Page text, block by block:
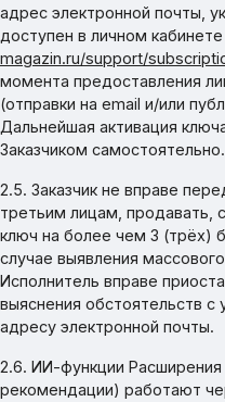
адрес электронной почты,
доступен в личном
magazin.ru/support/
момента предоставления
(отправки на email и/или
Дальнейшая активация
Заказчиком самостоятельно.
2.5. Заказчик не вправе
третьим лицам, продавать,
ключ на более чем 3 (трёх)
случае выявления
Исполнитель вправе
выяснения обстоятельств с
адресу электронной почты.
2.6. ИИ-функции Расширения
рекомендации) работают